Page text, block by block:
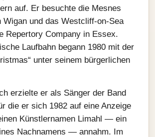
auf. Er besuchte die Mesnes
Wigan und das Westcliff-on-Sea
Repertory Company in Essex.
Laufbahn begann 1980 mit der
unter seinem bürgerlichen
erzielte er als Sänger der Band
die er sich 1982 auf eine Anzeige
Künstlernamen Limahl — ein
Nachnamens — annahm. Im